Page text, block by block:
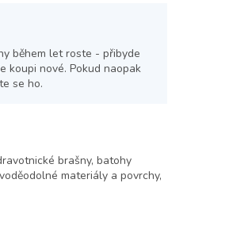
během let roste - přibyde
koupi nové. Pokud naopak
se ho.
brašny, batohy
materiály a povrchy,